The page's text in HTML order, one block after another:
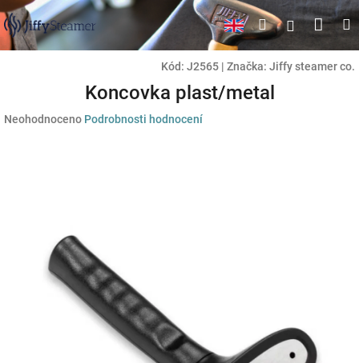
Přejít
na
obsah
HledatPřihlášení
Kód: J2565 | Značka: Jiffy steamer co.
Koncovka plast/metal
Průměrné
Neohodnoceno Podrobnosti hodnocení